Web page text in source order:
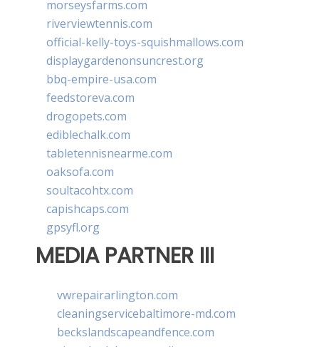
morseysfarms.com
riverviewtennis.com
official-kelly-toys-squishmallows.com
displaygardenonsuncrest.org
bbq-empire-usa.com
feedstoreva.com
drogopets.com
ediblechalk.com
tabletennisnearme.com
oaksofa.com
soultacohtx.com
capishcaps.com
gpsyfl.org
MEDIA PARTNER III
vwrepairarlington.com
cleaningservicebaltimore-md.com
beckslandscapeandfence.com